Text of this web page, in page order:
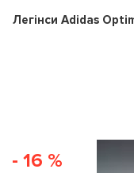
Легінси Adidas
- 16 %